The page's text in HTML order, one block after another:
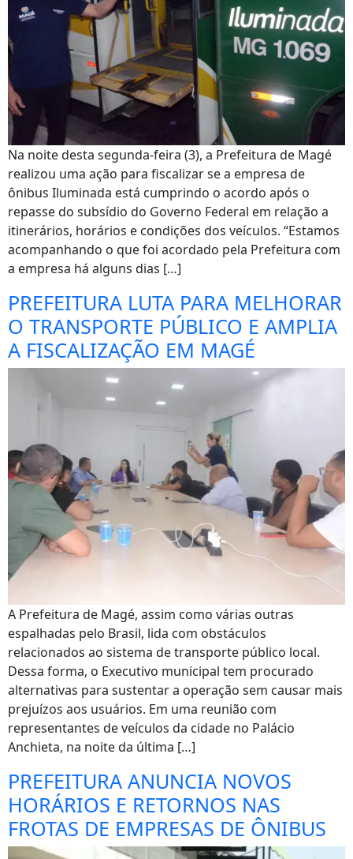
Na noite desta segunda-feira (3), a Prefeitura de Magé
realizou uma ação para fiscalizar se a empresa de
ônibus Iluminada está cumprindo o acordo após o
repasse do subsídio do Governo Federal em relação a
itinerários, horários e condições dos veículos. “Estamos
acompanhando o que foi acordado pela Prefeitura com
a empresa há alguns dias […]
PREFEITURA LUTA PARA MELHORAR
O TRANSPORTE PÚBLICO E AMPLIA
A FISCALIZAÇÃO EM MAGÉ
A Prefeitura de Magé, assim como várias outras
espalhadas pelo Brasil, lida com obstáculos
relacionados ao sistema de transporte público local.
Dessa forma, o Executivo municipal tem procurado
alternativas para sustentar a operação sem causar mais
prejuízos aos usuários. Em uma reunião com
representantes de veículos da cidade no Palácio
Anchieta, na noite da última […]
PREFEITURA ANUNCIA NOVOS
HORÁRIOS E RETORNOS NAS
FROTAS DE EMPRESAS DE ÔNIBUS